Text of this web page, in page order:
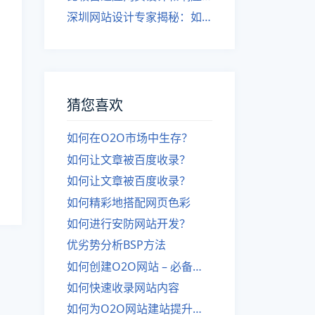
深圳网站设计专家揭秘：如何实现自适应网页设计
猜您喜欢
如何在O2O市场中生存？
如何让文章被百度收录？
如何让文章被百度收录？
如何精彩地搭配网页色彩
如何进行安防网站开发？
优劣势分析BSP方法
如何创建O2O网站 – 必备指南
如何快速收录网站内容
如何为O2O网站建站提升用户体验？